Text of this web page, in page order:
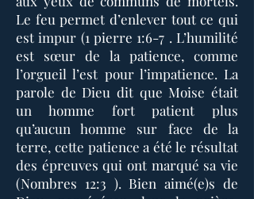
Le feu permet d’enlever tout ce qui
est impur (1 pierre 1:6-7 . L’humilité
est sœur de la patience, comme
l’orgueil l’est pour l’impatience. La
parole de Dieu dit que Moise était
un homme fort patient plus
qu’aucun homme sur face de la
terre, cette patience a été le résultat
des épreuves qui ont marqué sa vie
(Nombres 12:3 ). Bien aimé(e)s de